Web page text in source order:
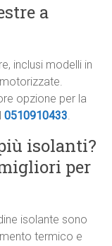
a
inclusi modelli in
opzione per la
0510910433.
isolanti?
per
isolante sono
termico e